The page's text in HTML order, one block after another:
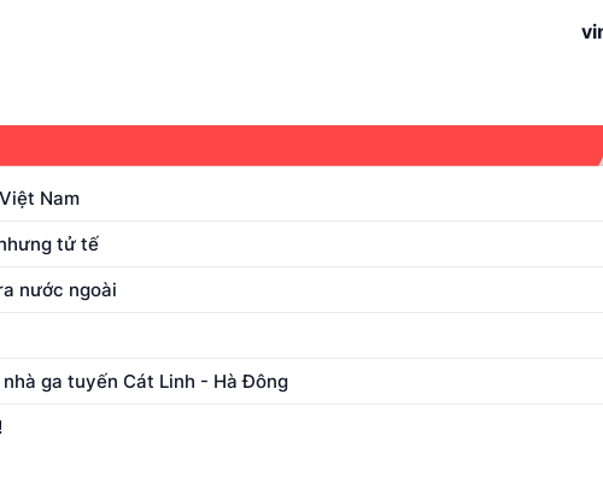
Nam
tử tế
nước ngoài
ga tuyến Cát Linh - Hà Đông